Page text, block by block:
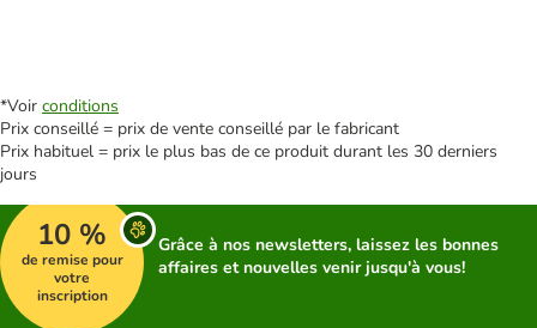
*Voir conditions
Prix conseillé = prix de vente conseillé par le fabricant
Prix habituel = prix le plus bas de ce produit durant les 30 derniers
jours
10 %
de remise pour
votre
inscription
Grâce à nos newsletters, laissez les bonnes
affaires et nouvelles venir jusqu'à vous!